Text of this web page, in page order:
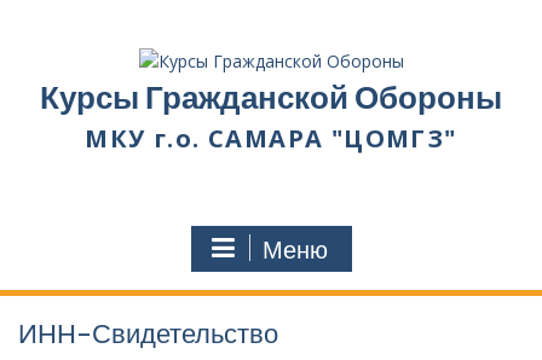
Курсы Гражданской Обороны
МКУ г.о. САМАРА "ЦОМГЗ"
Меню
ИНН-Свидетельство